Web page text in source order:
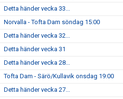
Detta händer vecka 33...
Norvalla - Tofta Dam söndag 15:00
Detta händer vecka 32...
Detta händer vecka 31
Detta händer vecka 28...
Tofta Dam - Särö/Kullavik onsdag 19:00
Detta händer vecka 27...